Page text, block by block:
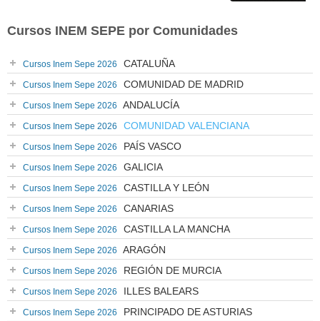
Cursos INEM SEPE por Comunidades
Cursos Inem Sepe 2026 CATALUÑA
Cursos Inem Sepe 2026 COMUNIDAD DE MADRID
Cursos Inem Sepe 2026 ANDALUCÍA
Cursos Inem Sepe 2026 COMUNIDAD VALENCIANA
Cursos Inem Sepe 2026 PAÍS VASCO
Cursos Inem Sepe 2026 GALICIA
Cursos Inem Sepe 2026 CASTILLA Y LEÓN
Cursos Inem Sepe 2026 CANARIAS
Cursos Inem Sepe 2026 CASTILLA LA MANCHA
Cursos Inem Sepe 2026 ARAGÓN
Cursos Inem Sepe 2026 REGIÓN DE MURCIA
Cursos Inem Sepe 2026 ILLES BALEARS
Cursos Inem Sepe 2026 PRINCIPADO DE ASTURIAS